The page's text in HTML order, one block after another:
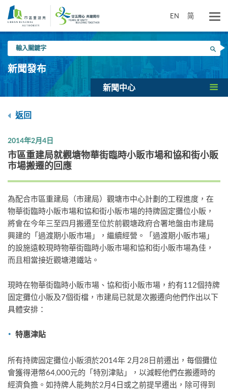
要
EN 简
入
關
鍵
搜尋
新聞發布
新聞中心
返回
2014年2月4日
市區重建局就觀塘物華街臨時小販市場和協和街小販
市場搬遷的回應
為配合市區重建局（市建局）觀塘市中心計劃的工程進度，在
物華街臨時小販市場和協和街小販市場的持牌固定攤位小販，
將會在今年三至四月搬遷至位於前觀塘政府合署地盤由市建局
興建的「過渡期小販市場」，繼續經營。「過渡期小販市場」
的設施遠較現時物華街臨時小販市場和協和街小販市場為佳，
而且相當接近觀塘港鐵站。
現時在物華街臨時小販市場、協和街小販市場，約有112個持牌
固定攤位小販及7個街檔，市建局已就是次搬遷向他們作出以下
具體安排：
特惠津貼
所有持牌固定攤位小販須於2014年 2月28日前遷出，每個攤位
會獲得港幣64,000元的「特別津貼」，以減輕他們在搬遷時的
經濟負擔。如持牌人能夠於2月4日或之前提早遷出，除可得到